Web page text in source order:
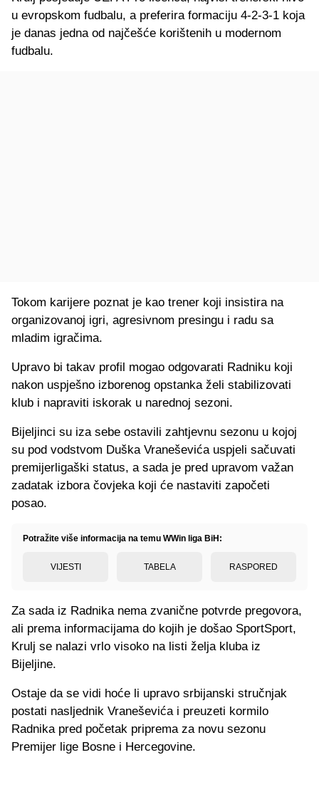
u evropskom fudbalu, a preferira formaciju 4-2-3-1 koja
je danas jedna od najčešće korištenih u modernom
fudbalu.
Tokom karijere poznat je kao trener koji insistira na
organizovanoj igri, agresivnom presingu i radu sa
mladim igračima.
Upravo bi takav profil mogao odgovarati Radniku koji
nakon uspješno izborenog opstanka želi stabilizovati
klub i napraviti iskorak u narednoj sezoni.
Bijeljinci su iza sebe ostavili zahtjevnu sezonu u kojoj
su pod vodstvom Duška Vraneševića uspjeli sačuvati
premijerligaški status, a sada je pred upravom važan
zadatak izbora čovjeka koji će nastaviti započeti
posao.
Potražite više informacija na temu WWin liga BiH:
VIJESTI TABELA RASPORED
Za sada iz Radnika nema zvanične potvrde pregovora,
ali prema informacijama do kojih je došao SportSport,
Krulj se nalazi vrlo visoko na listi želja kluba iz
Bijeljine.
Ostaje da se vidi hoće li upravo srbijanski stručnjak
postati nasljednik Vraneševića i preuzeti kormilo
Radnika pred početak priprema za novu sezonu
Premijer lige Bosne i Hercegovine.